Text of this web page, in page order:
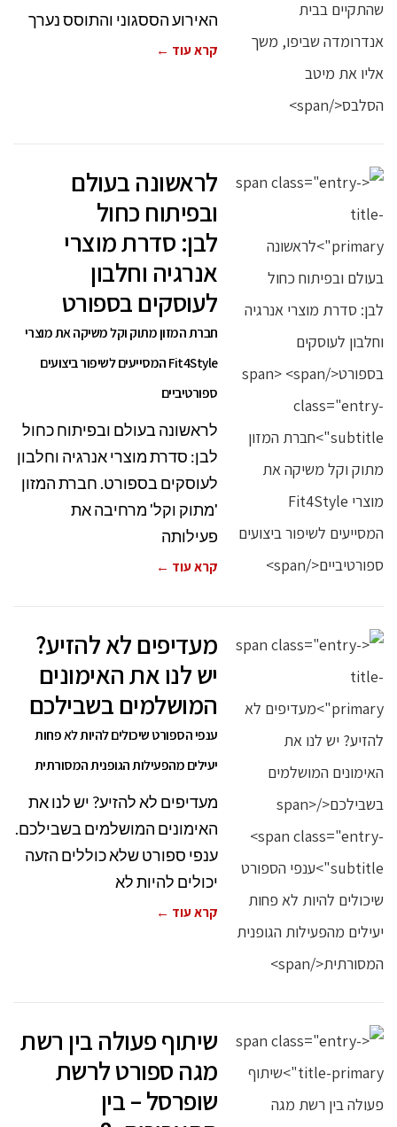
האירוע הססגוני והתוסס נערך
קרא עוד ←
לראשונה בעולם
ובפיתוח כחול
לבן: סדרת מוצרי
אנרגיה וחלבון
לעוסקים בספורט
חברת המזון מתוק וקל משיקה את מוצרי
Fit4Style המסייעים לשיפור ביצועים
ספורטיביים
לראשונה בעולם ובפיתוח כחול
לבן: סדרת מוצרי אנרגיה וחלבון
לעוסקים בספורט. חברת המזון
'מתוק וקל' מרחיבה את
פעילותה
קרא עוד ←
מעדיפים לא להזיע?
יש לנו את האימונים
המושלמים בשבילכם
ענפי הספורט שיכולים להיות לא פחות
יעילים מהפעילות הגופנית המסורתית
מעדיפים לא להזיע? יש לנו את
האימונים המושלמים בשבילכם.
ענפי ספורט שלא כוללים הזעה
יכולים להיות לא
קרא עוד ←
שיתוף פעולה בין רשת
מגה ספורט לרשת
שופרסל – בין